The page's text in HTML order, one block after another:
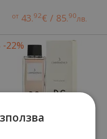
от 43.92€ / 85.90лв.
-22%